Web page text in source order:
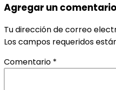
Agregar un comentario
Tu dirección de correo
Los campos requeridos
Comentario *